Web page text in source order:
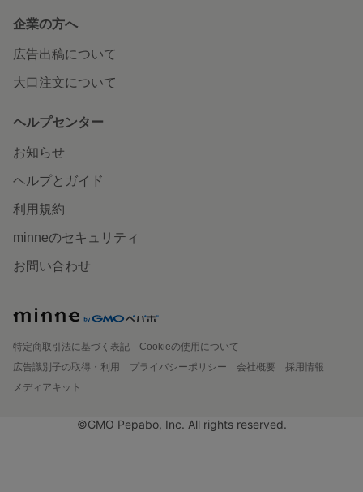
企業の方へ
広告出稿について
大口注文について
ヘルプセンター
お知らせ
ヘルプとガイド
利用規約
minneのセキュリティ
お問い合わせ
特定商取引法に基づく表記
Cookieの使用について
広告識別子の取得・利用
プライバシーポリシー 会社概要
採用情報
メディアキット
©GMO Pepabo, Inc. All rights reserved.